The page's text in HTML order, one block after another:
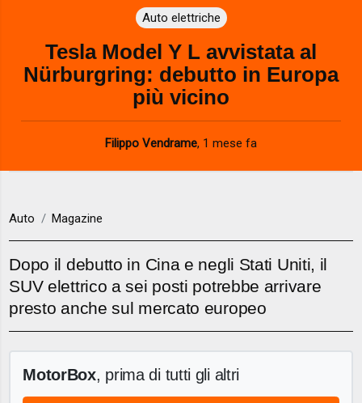
Auto elettriche
Tesla Model Y L avvistata al
Nürburgring: debutto in Europa
più vicino
Filippo Vendrame, 1 mese fa
Auto Magazine
Dopo il debutto in Cina e negli Stati Uniti, il
SUV elettrico a sei posti potrebbe arrivare
presto anche sul mercato europeo
MotorBox, prima di tutti gli altri